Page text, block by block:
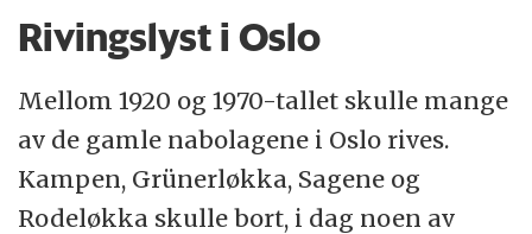
Rivingslyst i Oslo
Mellom 1920 og 1970-tallet skulle mange
av de gamle nabolagene i Oslo rives.
Kampen, Grünerløkka, Sagene og
Rodeløkka skulle bort, i dag noen av